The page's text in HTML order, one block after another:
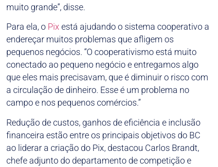
muito grande”, disse.
Para ela, o Pix está ajudando o sistema cooperativo a
endereçar muitos problemas que afligem os
pequenos negócios. “O cooperativismo está muito
conectado ao pequeno negócio e entregamos algo
que eles mais precisavam, que é diminuir o risco com
a circulação de dinheiro. Esse é um problema no
campo e nos pequenos comércios.”
Redução de custos, ganhos de eficiência e inclusão
financeira estão entre os principais objetivos do BC
ao liderar a criação do Pix, destacou Carlos Brandt,
chefe adjunto do departamento de competição e